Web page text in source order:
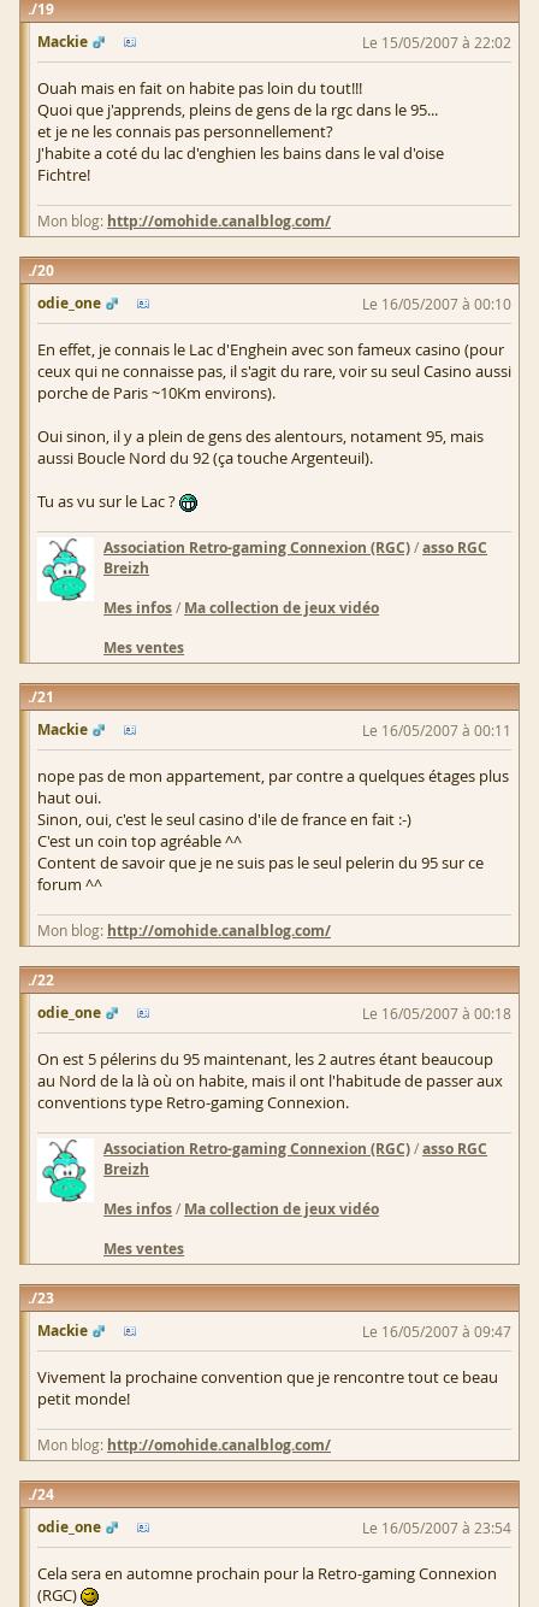
19
Mackie
Le 15/05/2007 à 22:02
Ouah mais en fait on habite pas loin du tout!!!
Quoi que j'apprends, pleins de gens de la rgc dans le 95...
et je ne les connais pas personnellement?
J'habite a coté du lac d'enghien les bains dans le val d'oise
Fichtre!
Mon blog: http://omohide.canalblog.com/
20
odie_one
Le 16/05/2007 à 00:10
En effet, je connais le Lac d'Enghein avec son fameux casino (pour
ceux qui ne connaisse pas, il s'agit du rare, voir su seul Casino aussi
porche de Paris ~10Km environs).
Oui sinon, il y a plein de gens des alentours, notament 95, mais
aussi Boucle Nord du 92 (ça touche Argenteuil).
Tu as vu sur le Lac ?
Association Retro-gaming Connexion (RGC)/asso RGC
Breizh
Mes infos/ Ma collection de jeux vidéo
Mes ventes
21
Mackie
Le 16/05/2007 à 00:11
nope pas de mon appartement, par contre a quelques étages plus
haut oui.
Sinon, oui, c'est le seul casino d'ile de france en fait :-)
C'est un coin top agréable ^^
Content de savoir que je ne suis pas le seul pelerin du 95 sur ce
forum ^^
Mon blog: http://omohide.canalblog.com/
22
odie_one
Le 16/05/2007 à 00:18
On est 5 pélerins du 95 maintenant, les 2 autres étant beaucoup
au Nord de la là où on habite, mais il ont l'habitude de passer aux
conventions type Retro-gaming Connexion.
Association Retro-gaming Connexion (RGC)/asso RGC
Breizh
Mes infos/ Ma collection de jeux vidéo
Mes ventes
23
Mackie
Le 16/05/2007 à 09:47
Vivement la prochaine convention que je rencontre tout ce beau
petit monde!
Mon blog: http://omohide.canalblog.com/
24
odie_one
Le 16/05/2007 à 23:54
Cela sera en automne prochain pour la Retro-gaming Connexion
(RGC)